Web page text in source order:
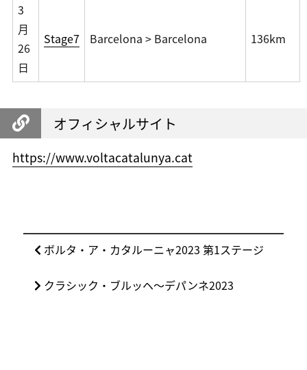
3
月
26
日
Stage7 Barcelona > Barcelona 136km
オフィシャルサイト
https://www.voltacatalunya.cat
前
投
ボルタ・ア・カタルーニャ2023 第1ステージ
次
クラシック・ブルッヘ〜デパンネ2023